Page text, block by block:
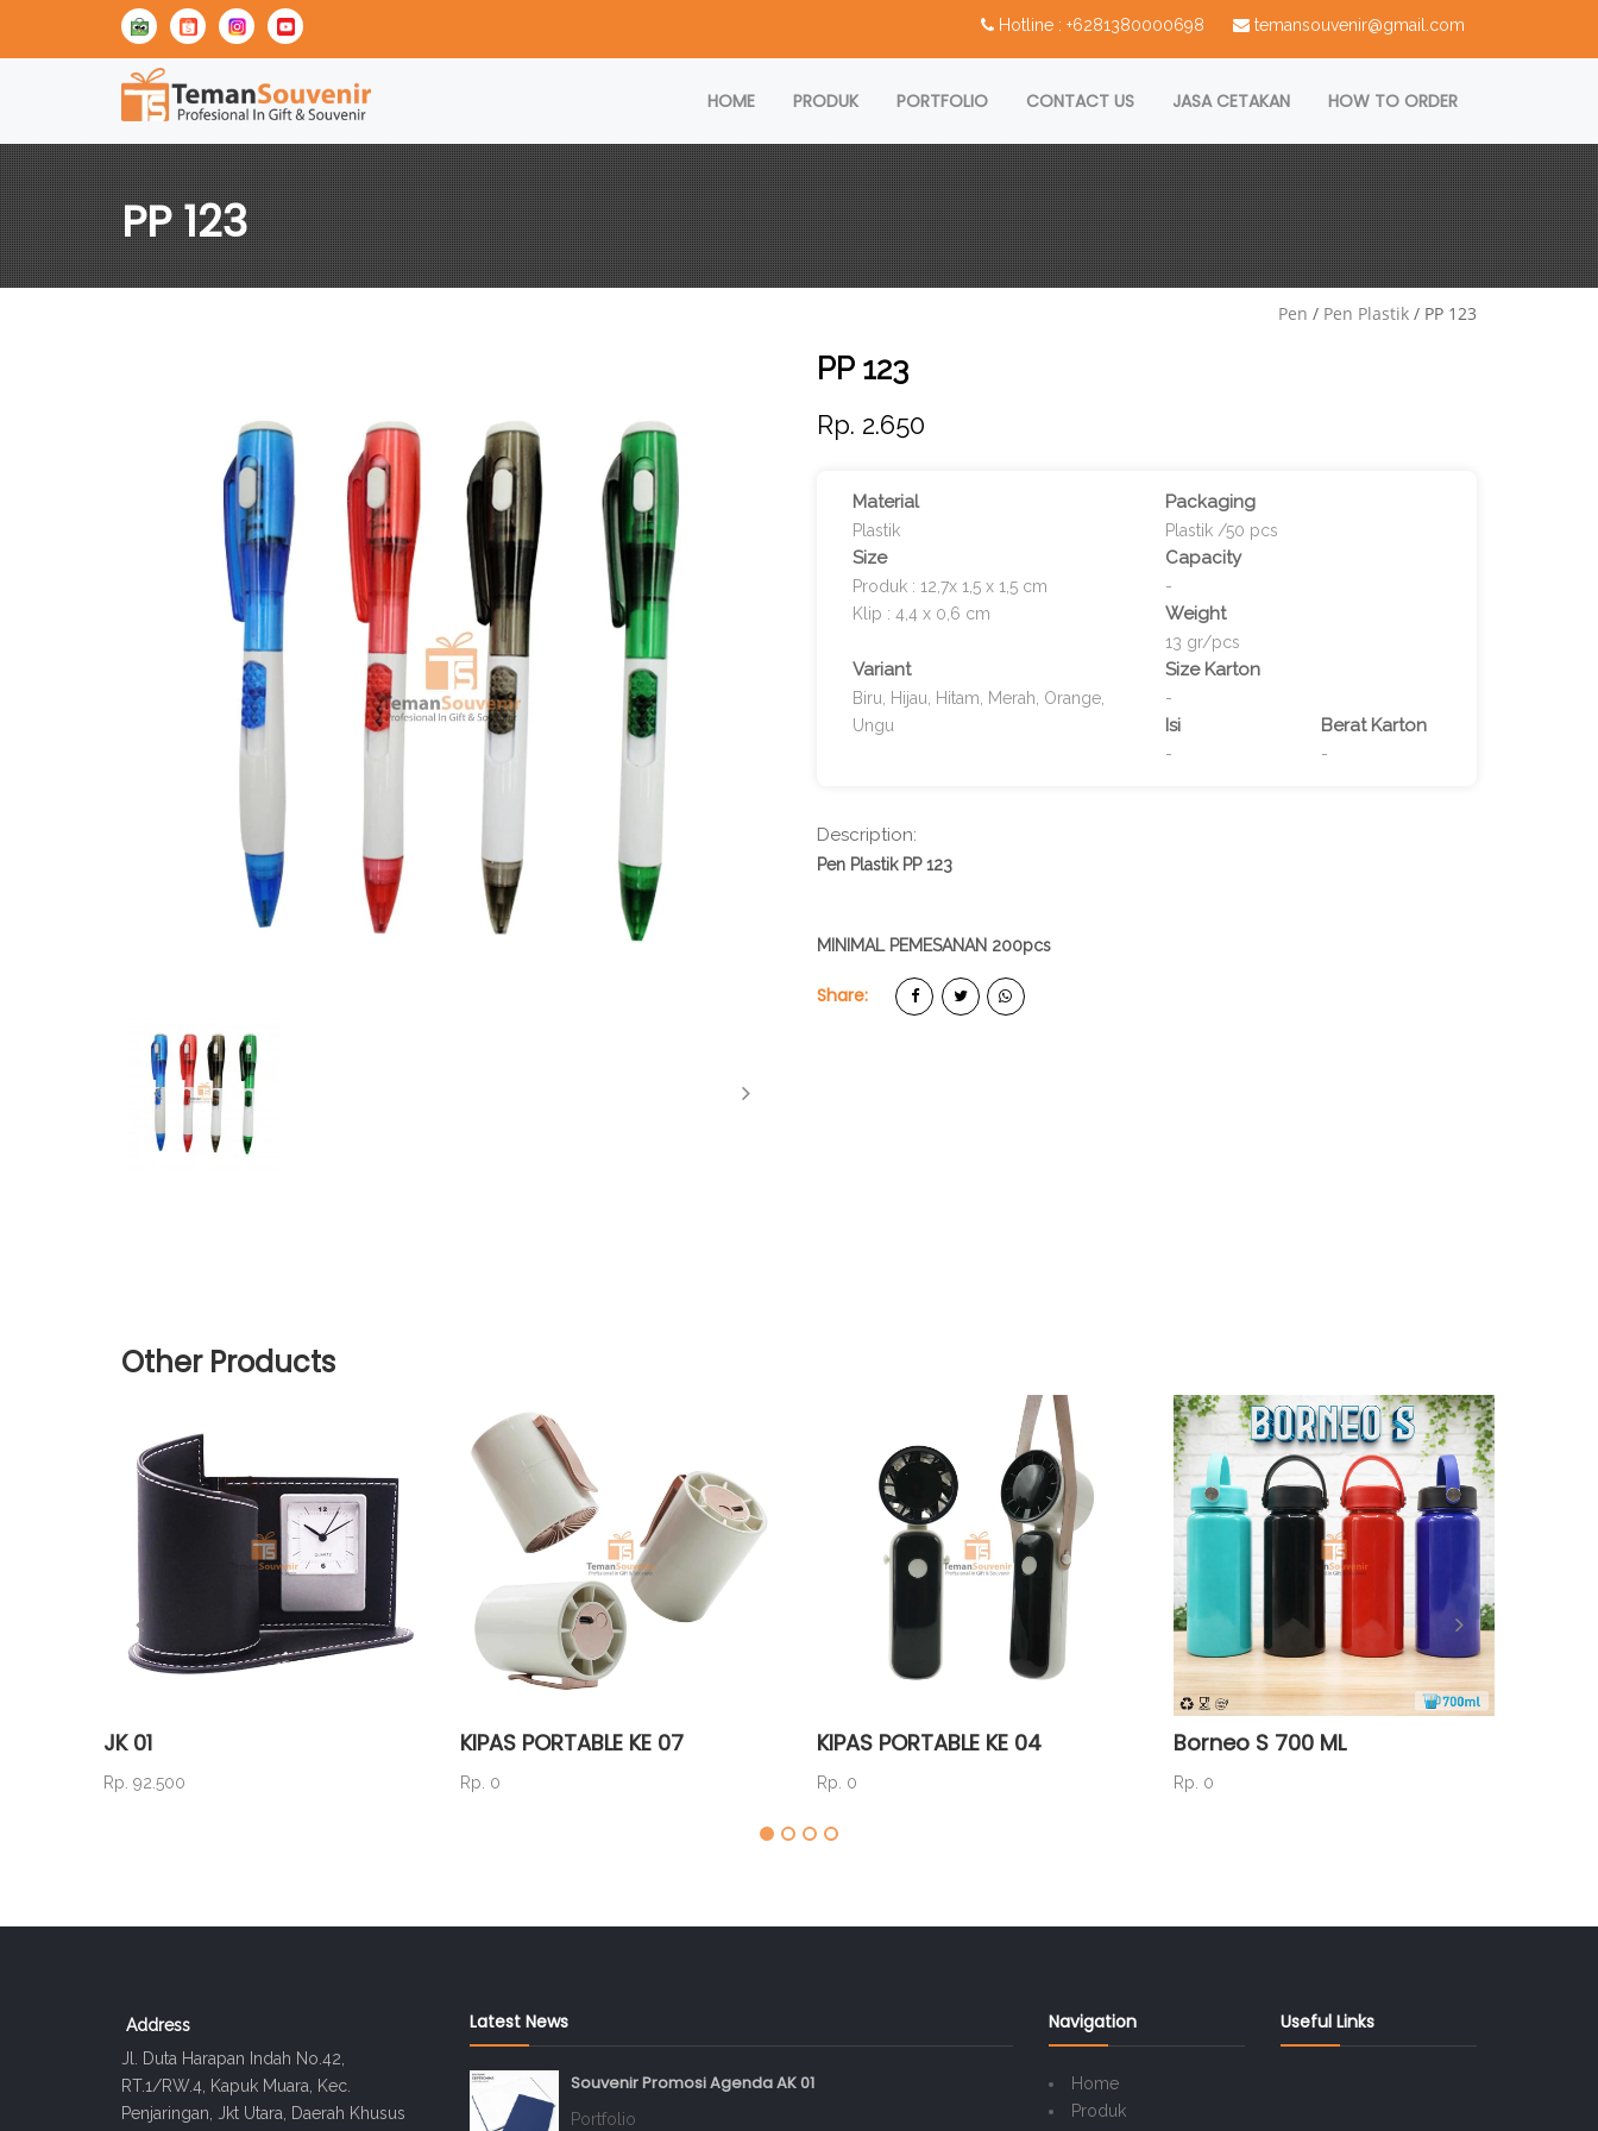
Hotline : +6281380000698 temansouvenir@gmail.com
HOME PRODUK PORTFOLIO CONTACT US JASA CETAKAN HOW TO ORDER
PP 123
Pen / Pen Plastik / PP 123
PP 123
Rp. 2.650
Material
Plastik
Packaging
Plastik /50 pcs
Size
Produk : 12,7x 1,5 x 1,5 cm
Klip : 4,4 x 0,6 cm
Capacity
-
Weight
13 gr/pcs
Variant
Biru, Hijau, Hitam, Merah, Orange,
Ungu
Size Karton
-
Isi
-
Berat Karton
-
Description:
Pen Plastik PP 123
MINIMAL PEMESANAN 200pcs
Share:
Other Products
JK 01
Rp. 92.500
KIPAS PORTABLE KE 07
Rp. 0
KIPAS PORTABLE KE 04
Rp. 0
Borneo S 700 ML
Rp. 0
Address
Jl. Duta Harapan Indah No.42,
RT.1/RW.4, Kapuk Muara, Kec.
Penjaringan, Jkt Utara, Daerah Khusus
Latest News
Souvenir Promosi Agenda AK 01
Portfolio
Navigation
Home
Produk
Useful Links